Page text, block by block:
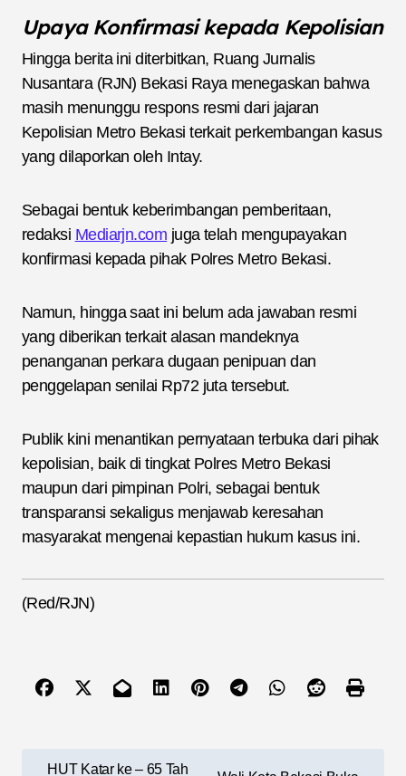
Upaya Konfirmasi kepada Kepolisian
Hingga berita ini diterbitkan, Ruang Jurnalis
Nusantara (RJN) Bekasi Raya menegaskan bahwa
masih menunggu respons resmi dari jajaran
Kepolisian Metro Bekasi terkait perkembangan kasus
yang dilaporkan oleh Intay.
Sebagai bentuk keberimbangan pemberitaan,
redaksi Mediarjn.com juga telah mengupayakan
konfirmasi kepada pihak Polres Metro Bekasi.
Namun, hingga saat ini belum ada jawaban resmi
yang diberikan terkait alasan mandeknya
penanganan perkara dugaan penipuan dan
penggelapan senilai Rp72 juta tersebut.
Publik kini menantikan pernyataan terbuka dari pihak
kepolisian, baik di tingkat Polres Metro Bekasi
maupun dari pimpinan Polri, sebagai bentuk
transparansi sekaligus menjawab keresahan
masyarakat mengenai kepastian hukum kasus ini.
(Red/RJN)
HUT Katar ke – 65 Tah